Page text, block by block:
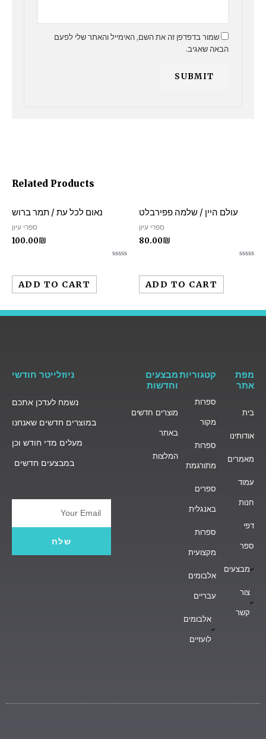
Related Products
עולם היין / שלמה פפירבלט
ספרי עיון
80.00₪
ADD TO CART
נאום לכל עת / תמר ברוש
ספרי עיון
100.00₪
ADD TO CART
שמור בדפדפן זה את השם, האימייל והאתר שלי לפעם
הבאה שאגיב.
מפת
אתר
בית
אודותינו
מאמרים
עמוד
חנות
דפי
ספר
מבצעים
צור
קשר
קטגוריות
ספרות
מקור
ספרות
מתורגמת
ספרים
באנגלית
ספרות
מקצועית
אלבומים
עבריים
אלבומים
לועזיים
מבצעים
וחדשות
מוצרים חדשים
באתר
המלצות
ניוזלייטר חודשי
נשמח לעדכן אתכם
במוצרים חדשים שאנחנו
מעלים מדי חודש וכן
במבצעים חדשים
Email
שלח